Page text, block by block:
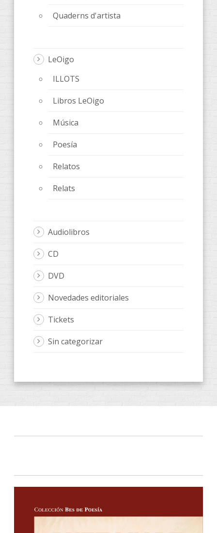
Quaderns d'artista
LeOigo
ILLOTS
Libros LeOigo
Música
Poesía
Relatos
Relats
Audiolibros
CD
DVD
Novedades editoriales
Tickets
Sin categorizar